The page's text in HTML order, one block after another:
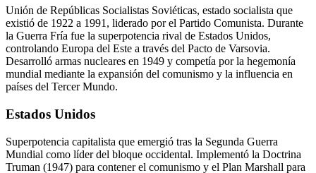
Unión de Repúblicas Socialistas Soviéticas, estado socialista que
existió de 1922 a 1991, liderado por el Partido Comunista. Durante
la Guerra Fría fue la superpotencia rival de Estados Unidos,
controlando Europa del Este a través del Pacto de Varsovia.
Desarrolló armas nucleares en 1949 y competía por la hegemonía
mundial mediante la expansión del comunismo y la influencia en
países del Tercer Mundo.
Estados Unidos
Superpotencia capitalista que emergió tras la Segunda Guerra
Mundial como líder del bloque occidental. Implementó la Doctrina
Truman (1947) para contener el comunismo y el Plan Marshall para